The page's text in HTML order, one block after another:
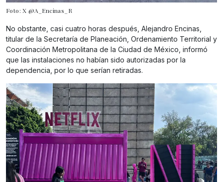
Foto: X @A_Encinas_R
No obstante, casi cuatro horas después, Alejandro Encinas,
titular de la Secretaría de Planeación, Ordenamiento Territorial y
Coordinación Metropolitana de la Ciudad de México, informó
que las instalaciones no habían sido autorizadas por la
dependencia, por lo que serían retiradas.